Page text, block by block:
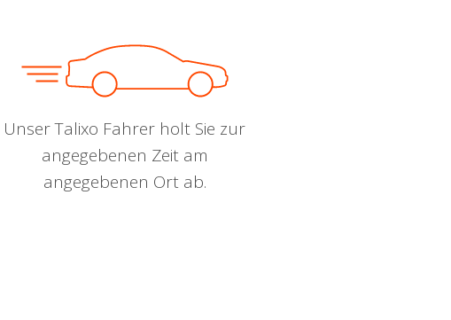
Unser Talixo Fahrer holt Sie zur
angegebenen Zeit am
angegebenen Ort ab.